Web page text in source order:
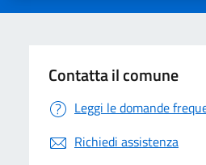
Contatta il comune
Leggi le domande
Richiedi assistenza